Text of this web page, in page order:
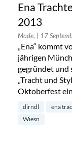
Ena
2013
Mode, | 17
„Ena“ kommt
jährigen
gegründet und
„Tracht und
Oktoberfest
dirndl ena
Wiesn